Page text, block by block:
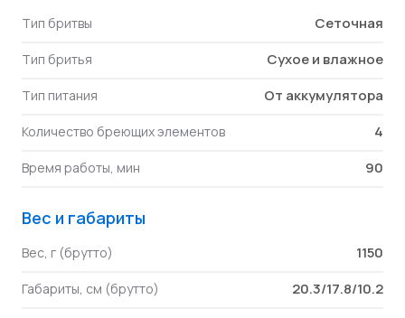
Тип бритвы Сеточная
Тип бритья Сухое и влажное
Тип питания От аккумулятора
Количество бреющих элементов 4
Время работы, мин 90
Вес и габариты
Вес, г (брутто) 1150
Габариты, см (брутто) 20.3/17.8/10.2